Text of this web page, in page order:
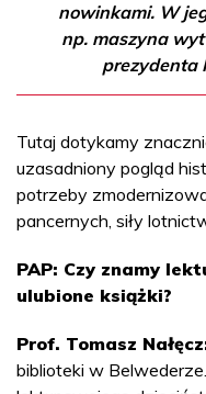
nowinkami. W
np. maszyna
prezydenta
Tutaj dotykamy
uzasadniony pogląd
potrzeby
pancernych, siły
PAP: Czy znamy
ulubione książki?
Prof. Tomasz
biblioteki w